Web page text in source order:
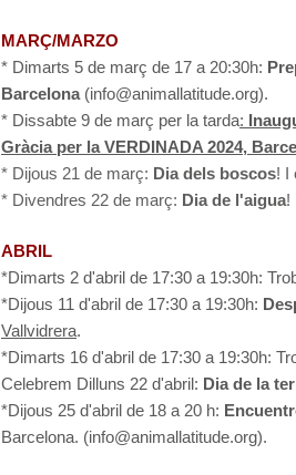
MARÇ/MARZO
* Dimarts 5 de març de 17 a 20:30h:
Barcelona(info@animallatitude.org).
* Dissabte 9 de març per la tarda:
Gràcia per la VERDINADA 2024,
* Dijous 21 de març: Dia dels boscos! I
* Divendres 22 de març: Dia de l'aigua!
ABRIL
*Dimarts 2 d'abril de 17:30 a 19:30h:
*Dijous 11 d'abril de 17:30 a 19:30h:
Vallvidrera.
*Dimarts 16 d'abril de 17:30 a 19:30h:
Celebrem Dilluns 22 d'abril: Dia de la
*Dijous 25 d'abril de 18 a 20 h:
Barcelona. (info@animallatitude.org).